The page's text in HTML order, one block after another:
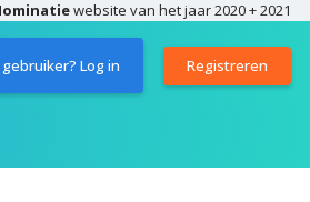
website van het jaar 2020 + 2021
Log in Registreren